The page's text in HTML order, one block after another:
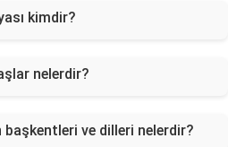
kimdir?
nelerdir?
başkentleri ve dilleri nelerdir?